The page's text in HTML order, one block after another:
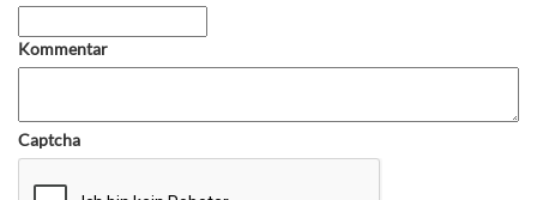
Kommentar
Captcha